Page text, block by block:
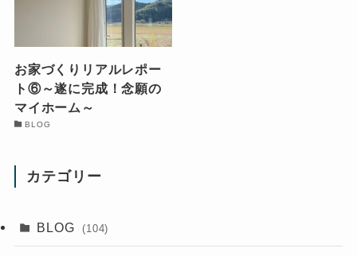
お家づくりリアルレポー
ト⑥～遂に完成！念願の
マイホーム～
BLOG
カテゴリー
BLOG (104)